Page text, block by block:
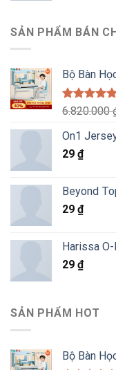
SẢN PHẨM BÁN
Bộ Bàn
Được xếp
5 sao
6.820.000
On1
29 ₫
Beyond
29 ₫
Harissa
29 ₫
SẢN PHẨM HOT
Bộ Bàn